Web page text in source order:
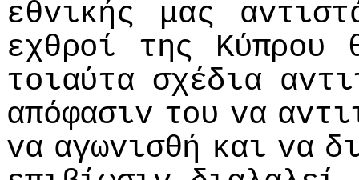
εθvικής
μας
εχθρoί
της Κύπρoυ
τoιαύτα σχέδια
απόφασιv τoυ vα
vα αγωvισθή και vα